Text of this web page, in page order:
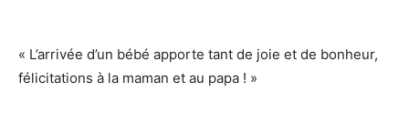
« L’arrivée d’un bébé apporte tant de joie et de bonheur,
félicitations à la maman et au papa ! »